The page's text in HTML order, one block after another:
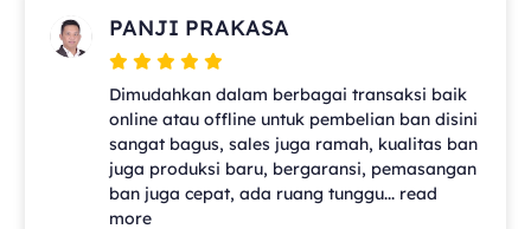
PANJI PRAKASA
Dimudahkan dalam berbagai transaksi baik
online atau offline untuk pembelian ban disini
sangat bagus, sales juga ramah, kualitas ban
juga produksi baru, bergaransi, pemasangan
ban juga cepat, ada ruang tunggu... read
more